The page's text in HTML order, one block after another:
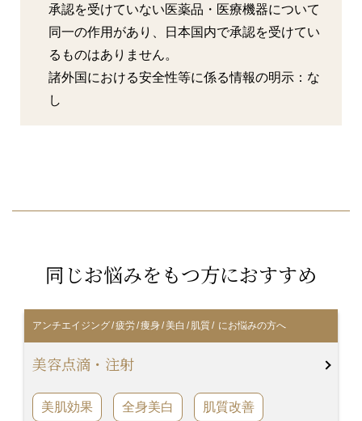
承認を受けていない医薬品・医療機器について
同一の作用があり、日本国内で承認を受けてい
るものはありません。
諸外国における安全性等に係る情報の明示：な
し
同じお悩みをもつ方におすすめ
アンチエイジング/疲労/痩身/美白 /肌質/ にお悩みの方へ
美容点滴・注射
美肌効果 全身美白 肌質改善